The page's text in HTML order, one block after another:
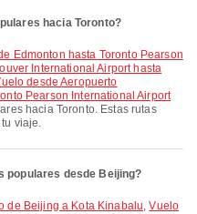
hacia Toronto?
International Airport hasta
desde Aeropuerto
Pearson International Airport
hacia Toronto. Estas rutas
viaje.
populares desde Beijing?
de Beijing a Kota Kinabalu,Vuelo